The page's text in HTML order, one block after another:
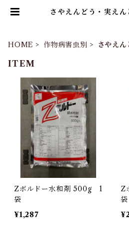
さやえんどう・実え
HOME 作物病害虫別 さやえ
ITEM
Zボルドー水和剤 500g 1
袋
¥1,287
Z
袋